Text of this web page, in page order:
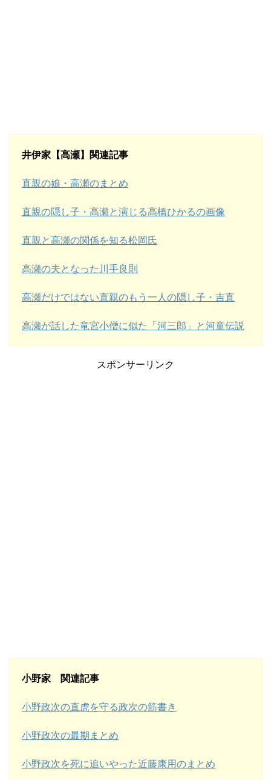
井伊家【高瀬】関連記事
直親の娘・高瀬のまとめ
直親の隠し子・高瀬と演じる高橋ひかるの画像
直親と高瀬の関係を知る松岡氏
高瀬の夫となった川手良則
高瀬だけではない直親のもう一人の隠し子・吉直
高瀬が話した竜宮小僧に似た「河三郎」と河童伝説
スポンサーリンク
小野家 関連記事
小野政次の直虎を守る政次の筋書き
小野政次の最期まとめ
小野政次を死に追いやった近藤康用のまとめ